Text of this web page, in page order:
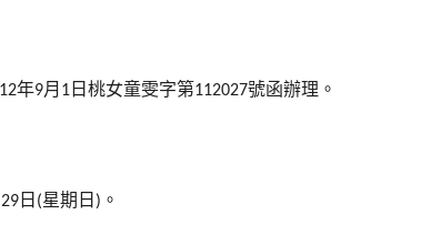
年9月 1 日桃女童雯字第112027號函辦理。
29日 (星期日 ) 。